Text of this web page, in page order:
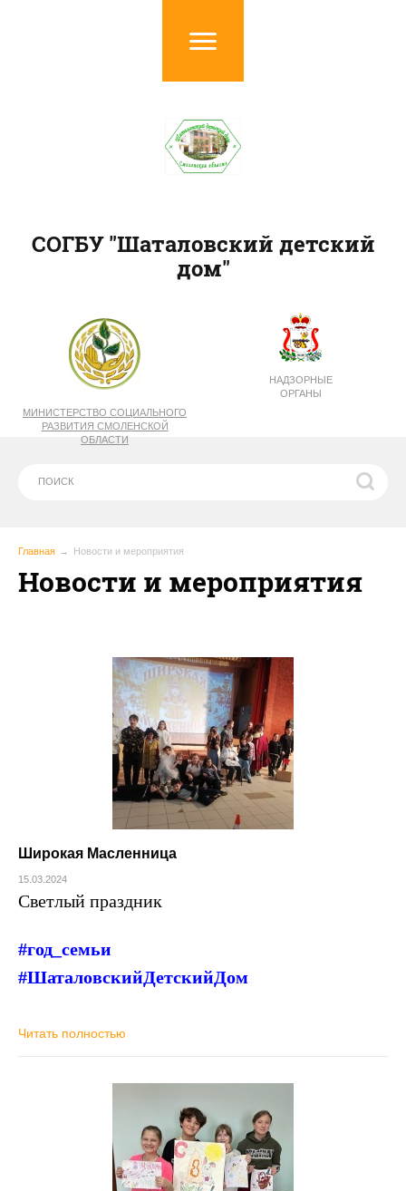
МИНИСТЕРСТВО СОЦИАЛЬНОГО
РАЗВИТИЯ СМОЛЕНСКОЙ
ОБЛАСТИ
НАДЗОРНЫЕ
ОРГАНЫ
СОГБУ "Шаталовский детский
дом"
Главная Новости и мероприятия
Новости и мероприятия
Широкая Масленница
15.03.2024
Светлый праздник
#год_семьи
#ШаталовскийДетскийДом
Читать полностью